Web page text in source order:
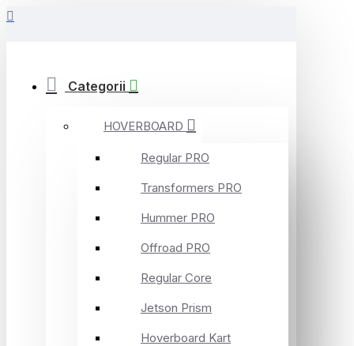
Categorii
HOVERBOARD
Regular PRO
Transformers PRO
Hummer PRO
Offroad PRO
Regular Core
Jetson Prism
Hoverboard Kart